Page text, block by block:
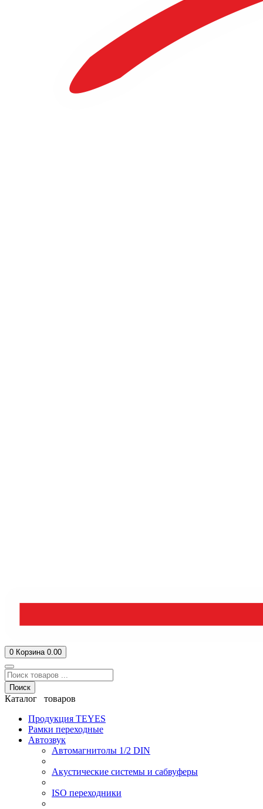
0 Корзина 0.00
Поиск
Каталог товаров
Продукция TEYES
Рамки переходные
Автозвук
Автомагнитолы 1/2 DIN
Акустические системы и сабвуферы
ISO переходники